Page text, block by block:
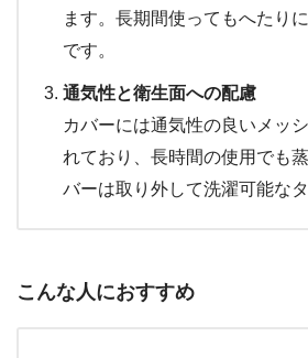
ます。長期間使ってもへたり
です。
通気性と衛生面への配慮
カバーには通気性の良いメッ
れており、長時間の使用でも
バーは取り外して洗濯可能な
こんな人におすすめ